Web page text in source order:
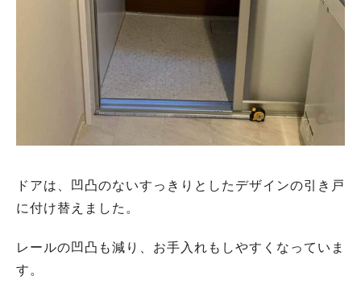
ドアは、凹凸のないすっきりとしたデザインの引き戸
に付け替えました。
レールの凹凸も減り、お手入れもしやすくなっていま
す。